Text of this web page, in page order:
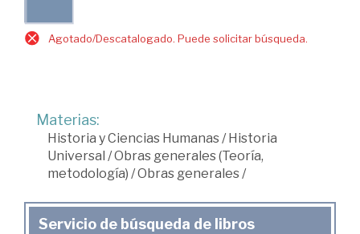
Agotado/Descatalogado. Puede solicitar búsqueda.
Materias:
Historia y Ciencias Humanas/ Historia
Universal /Obras generales (Teoría,
metodología) /Obras generales/
Servicio de búsqueda de libros